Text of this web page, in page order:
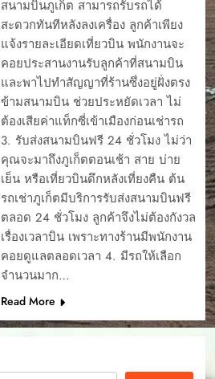
สนามบินภูเก็ต สามารถรับรถได้
สะดวกทันทีหลังลงเครื่อง ลูกค้าเพียง
แจ้งรายละเอียดเที่ยวบิน พนักงานจะ
คอยประสานงานรับลูกค้าที่สนามบิน
และพาไปทำสัญญาที่ร้านซึ่งอยู่ฝั่งตรง
ข้ามสนามบิน ช่วยประหยัดเวลา ไม่
ต้องเสียค่าแท็กซี่เข้าเมืองก่อนเช่ารถ
3. รับส่งสนามบินฟรี 24 ชั่วโมง ไม่ว่า
คุณจะมาถึงภูเก็ตตอนเช้า สาย บ่าย
เย็น หรือเที่ยวบินดึกหลังเที่ยงคืน ต้น
รถเช่าภูเก็ตมีบริการรับส่งสนามบินฟรี
ตลอด 24 ชั่วโมง ลูกค้าจึงไม่ต้องกังวล
เรื่องเวลาบิน เพราะทางร้านมีพนักงาน
คอยดูแลตลอดเวลา 4. มีรถให้เลือก
จำนวนมาก…
Read More